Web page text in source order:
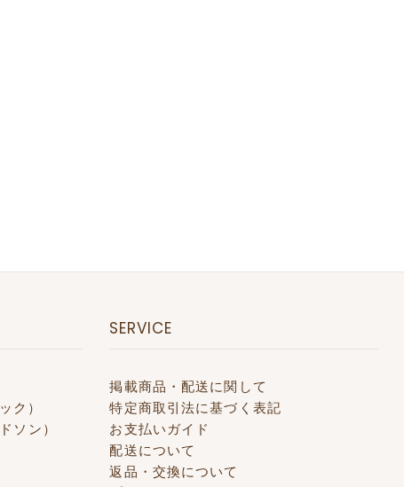
ク）
ン）
SERVICE
掲載商品・配送に関して
特定商取引法に基づく表記
お支払いガイド
配送について
返品・交換について